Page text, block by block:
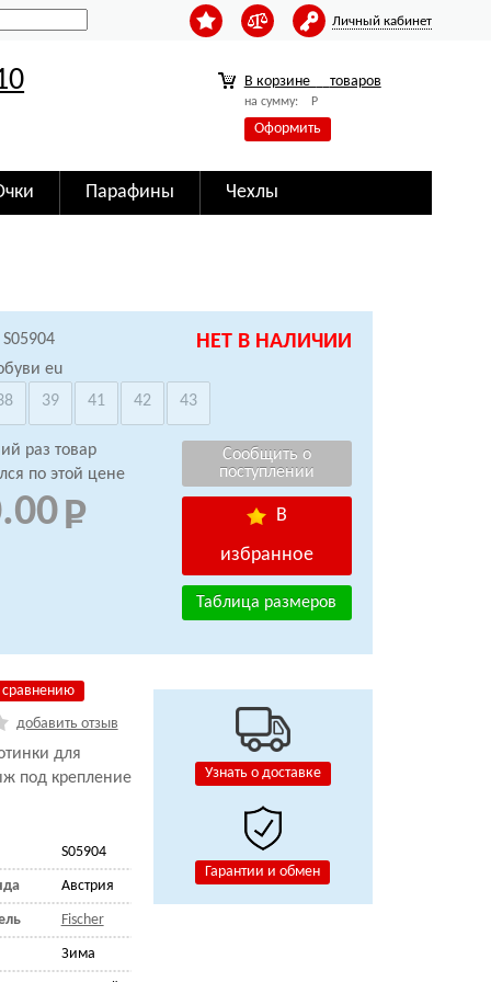
Личный кабинет
В корзине товаров
на сумму: Р
Оформить
Парафины Чехлы
НЕТ В НАЛИЧИИ
eu
39 41 42 43
раз товар
по этой цене
В
избранное
Таблица размеров
добавить отзыв
для
под крепление
S05904
Австрия
Fischer
Зима
Узнать о доставке
Гарантии и обмен